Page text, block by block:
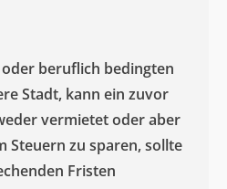
beruflich bedingten
Stadt, kann ein zuvor
vermietet oder aber
Steuern zu sparen, sollte
Fristen